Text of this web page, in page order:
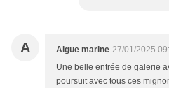
A Aigue marine 27/01/2025
Une belle entrée de galerie
poursuit avec tous ces